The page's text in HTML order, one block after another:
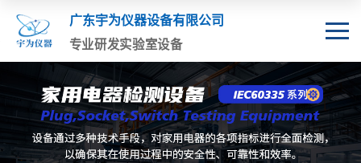
广东宇为仪器设备有限公司
专业研发实验室设备